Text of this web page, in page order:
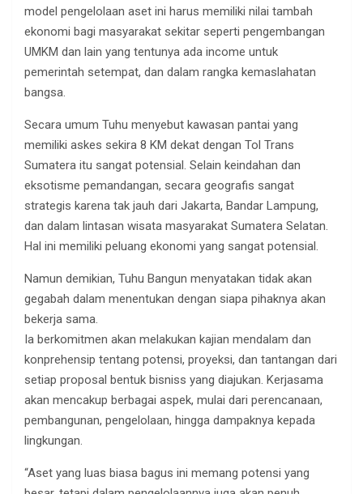
model pengelolaan aset ini harus memiliki nilai tambah
ekonomi bagi masyarakat sekitar seperti pengembangan
UMKM dan lain yang tentunya ada income untuk
pemerintah setempat, dan dalam rangka kemaslahatan
bangsa.
Secara umum Tuhu menyebut kawasan pantai yang
memiliki askes sekira 8 KM dekat dengan Tol Trans
Sumatera itu sangat potensial. Selain keindahan dan
eksotisme pemandangan, secara geografis sangat
strategis karena tak jauh dari Jakarta, Bandar Lampung,
dan dalam lintasan wisata masyarakat Sumatera Selatan.
Hal ini memiliki peluang ekonomi yang sangat potensial.
Namun demikian, Tuhu Bangun menyatakan tidak akan
gegabah dalam menentukan dengan siapa pihaknya akan
bekerja sama.
Ia berkomitmen akan melakukan kajian mendalam dan
konprehensip tentang potensi, proyeksi, dan tantangan dari
setiap proposal bentuk bisniss yang diajukan. Kerjasama
akan mencakup berbagai aspek, mulai dari perencanaan,
pembangunan, pengelolaan, hingga dampaknya kepada
lingkungan.
“Aset yang luas biasa bagus ini memang potensi yang